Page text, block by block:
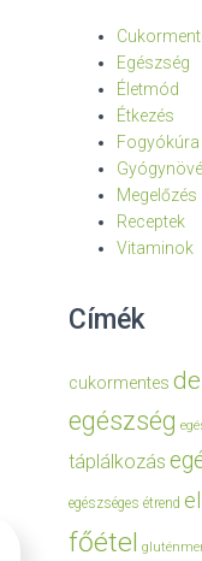
Egészség
Életmód
Étkezés
Fogyókúra
Megelőzés
Receptek
Vitaminok
Címék
cukormentes
egészség
táplálkozás
egészséges étrend
főétel